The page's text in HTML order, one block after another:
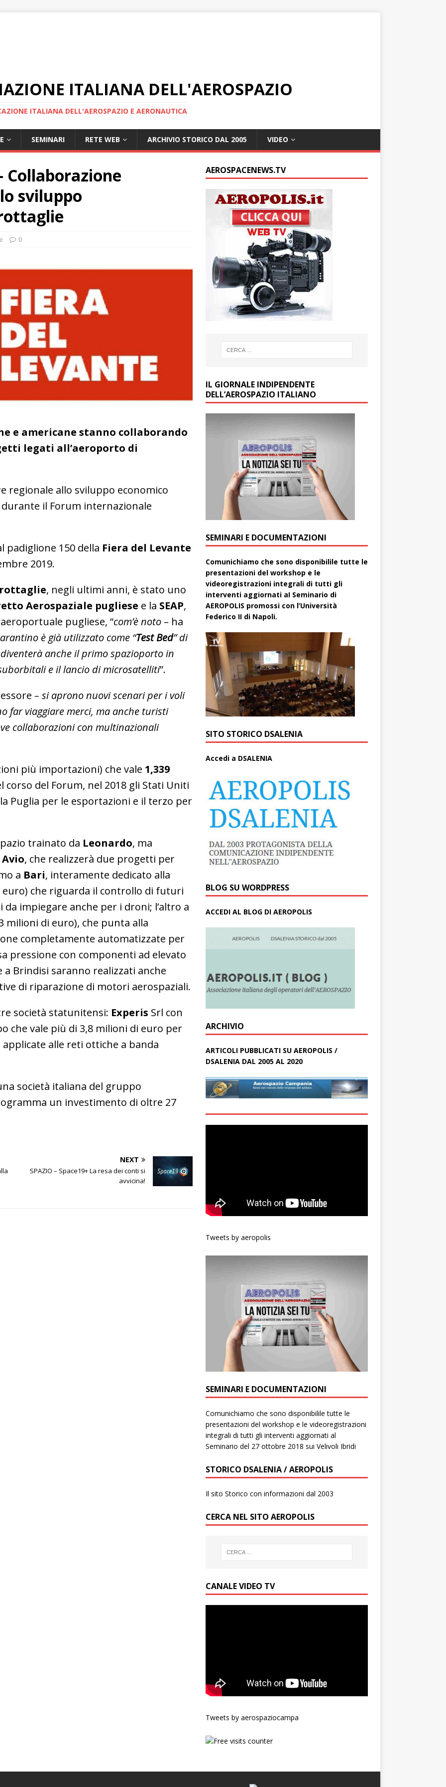
ITALIANA DELL'AEROSPAZIO
ITALIANA DELL'AEROSPAZIO E AERONAUTICA
SEMINARI RETE WEB ARCHIVIO STORICO DAL 2005 VIDEO
Collaborazione
sviluppo
0
e americane stanno collaborando
legati all’aeroporto di
regionale allo sviluppo economico
durante il Forum internazionale
padiglione 150 della Fiera del Levante
2019.
, negli ultimi anni, è stato uno
Aerospaziale pugliese e la SEAP,
pugliese, “com’è noto – ha
è già utilizzato come “Test Bed” di
anche il primo spazioporto in
e il lancio di microsatelliti”.
– si aprono nuovi scenari per i voli
far viaggiare merci, ma anche turisti
collaborazioni con multinazionali
più importazioni) che vale 1,339
del Forum, nel 2018 gli Stati Uniti
Puglia per le esportazioni e il terzo per
trainato da Leonardo, ma
Avio, che realizzerà due progetti per
a Bari, interamente dedicato alla
che riguarda il controllo di futuri
impiegare anche per i droni; l’altro a
milioni di euro), che punta alla
completamente automatizzate per
pressione con componenti ad elevato
Brindisi saranno realizzati anche
di riparazione di motori aerospaziali.
società statunitensi: Experis Srl con
che vale più di 3,8 milioni di euro per
alle reti ottiche a banda
società italiana del gruppo
un investimento di oltre 27
NEXT
SPAZIO – Space19+ La resa dei conti si
avvicina!
AEROSPACENEWS.TV
IL GIORNALE INDIPENDENTE
DELL’AEROSPAZIO ITALIANO
SEMINARI E DOCUMENTAZIONI
Comunichiamo che sono disponibilile tutte le
presentazioni del workshop e le
videoregistrazioni integrali di tutti gli
interventi aggiornati aI Seminario di
AEROPOLIS promossi con l’Università
Federico II di Napoli.
SITO STORICO DSALENIA
Accedi a DSALENIA
BLOG SU WORDPRESS
ACCEDI AL BLOG DI AEROPOLIS
ARCHIVIO
ARTICOLI PUBBLICATI SU AEROPOLIS /
DSALENIA DAL 2005 AL 2020
Tweets by aeropolis
SEMINARI E DOCUMENTAZIONI
Comunichiamo che sono disponibilile tutte le
presentazioni del workshop e le videoregistrazioni
integrali di tutti gli interventi aggiornati al
Seminario del 27 ottobre 2018 sui Velivoli Ibridi
STORICO DSALENIA / AEROPOLIS
Il sito Storico con informazioni dal 2003
CERCA NEL SITO AEROPOLIS
CANALE VIDEO TV
Tweets by aerospaziocampa